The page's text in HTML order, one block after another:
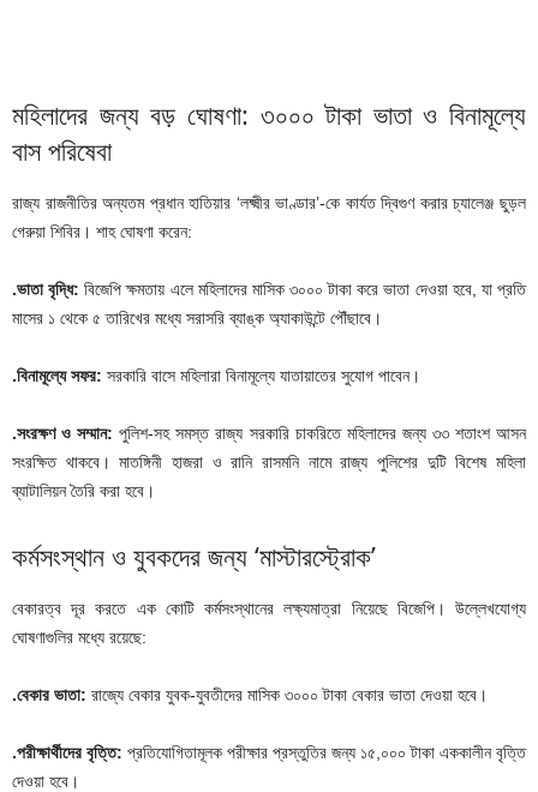
মহিলাদের জন্য বড় ঘোষণা: ৩০০০ টাকা ভাতা ও বিনামূল্যে
বাস পরিষেবা
রাজ্য রাজনীতির অন্যতম প্রধান হাতিয়ার ‘লক্ষ্মীর ভাণ্ডার’-কে কার্যত দ্বিগুণ করার চ্যালেঞ্জ ছুড়ল
গেরুয়া শিবির। শাহ ঘোষণা করেন:
.ভাতা বৃদ্ধি: বিজেপি ক্ষমতায় এলে মহিলাদের মাসিক ৩০০০ টাকা করে ভাতা দেওয়া হবে, যা প্রতি
মাসের ১ থেকে ৫ তারিখের মধ্যে সরাসরি ব্যাঙ্ক অ্যাকাউন্টে পৌঁছাবে।
.বিনামূল্যে সফর: সরকারি বাসে মহিলারা বিনামূল্যে যাতায়াতের সুযোগ পাবেন।
.সংরক্ষণ ও সম্মান: পুলিশ-সহ সমস্ত রাজ্য সরকারি চাকরিতে মহিলাদের জন্য ৩৩ শতাংশ আসন
সংরক্ষিত থাকবে। মাতঙ্গিনী হাজরা ও রানি রাসমনি নামে রাজ্য পুলিশের দুটি বিশেষ মহিলা
ব্যাটালিয়ন তৈরি করা হবে।
কর্মসংস্থান ও যুবকদের জন্য ‘মাস্টারস্ট্রোক’
বেকারত্ব দূর করতে এক কোটি কর্মসংস্থানের লক্ষ্যমাত্রা নিয়েছে বিজেপি। উল্লেখযোগ্য
ঘোষণাগুলির মধ্যে রয়েছে:
.বেকার ভাতা: রাজ্যে বেকার যুবক-যুবতীদের মাসিক ৩০০০ টাকা বেকার ভাতা দেওয়া হবে।
.পরীক্ষার্থীদের বৃত্তি: প্রতিযোগিতামূলক পরীক্ষার প্রস্তুতির জন্য ১৫,০০০ টাকা এককালীন বৃত্তি
দেওয়া হবে।